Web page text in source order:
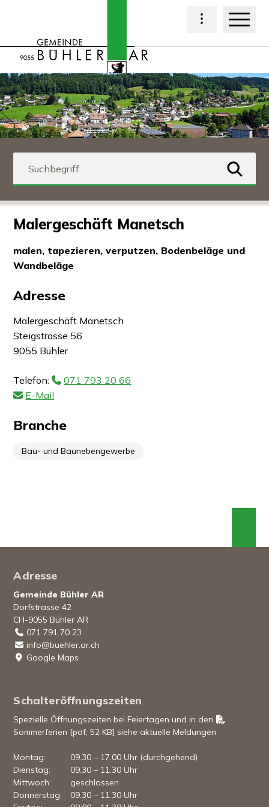
Navigieren in
suchen
Malergeschäft Manetsch
malen, tapezieren, verputzen, Bodenbeläge und
Wandbeläge
Adresse
Malergeschäft Manetsch
Steigstrasse 56
9055 Bühler
Telefon:
071 793 20 66
E-Mail
Branche
Bau- und Baunebengewerbe
Footer
Adresse
Gemeinde Bühler AR
Dorfstrasse 42
CH-9055 Bühler AR
071 791 70 23
info@buehler.ar.ch
Google Maps
Schalteröffnungszeiten
Spezielle Öffnungszeiten bei Feiertagen und in den
Sommerferien [pdf, 52 KB] siehe aktuelle Meldungen
Montag:
09.30 – 17.00 Uhr (durchgehend)
Dienstag:
09.30 – 11.30 Uhr
Mittwoch:
geschlossen
Donnerstag:
09.30 – 11.30 Uhr